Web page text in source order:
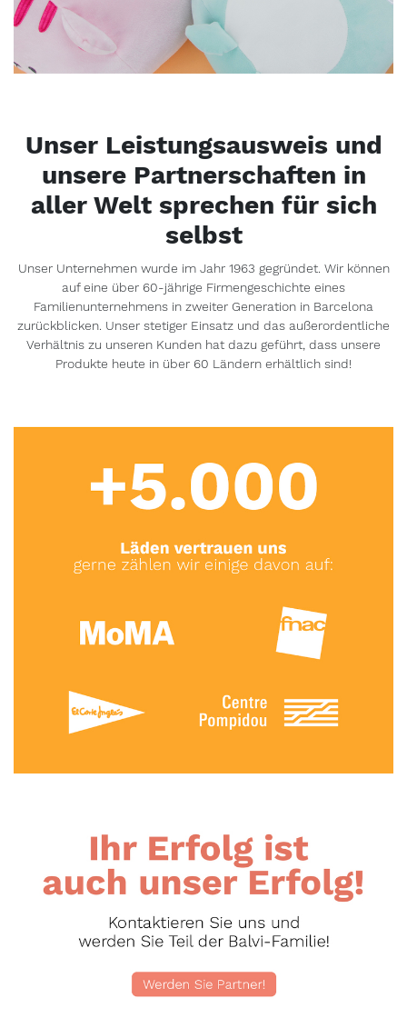
Unser Leistungsausweis und
unsere Partnerschaften in
aller Welt sprechen für sich
selbst
Unser Unternehmen wurde im Jahr 1963 gegründet. Wir können
auf eine über 60-jährige Firmengeschichte eines
Familienunternehmens in zweiter Generation in Barcelona
zurückblicken. Unser stetiger Einsatz und das außerordentliche
Verhältnis zu unseren Kunden hat dazu geführt, dass unsere
Produkte heute in über 60 Ländern erhältlich sind!